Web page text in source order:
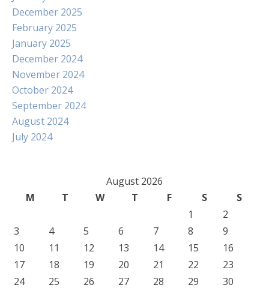
December 2025
February 2025
January 2025
December 2024
November 2024
October 2024
September 2024
August 2024
July 2024
August 2026
M
T W T F S
S
1
2
3
4 5 6 7 8
9
10
11 12 13 14 15
16
17
18 19 20 21 22
23
24
25 26 27 28 29
30